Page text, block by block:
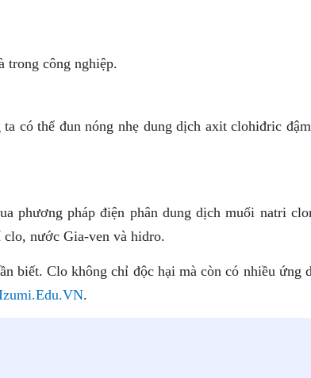
trong công nghiệp.
có thể đun nóng nhẹ dung dịch axit clohiđric
phương pháp điện phân dung dịch muối natri
nước Gia-ven và hidro.
biết. Clo không chỉ độc hại mà còn có nhiều ứng
.